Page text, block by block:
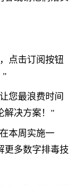
点击订阅按钮
您最浪费时间
解决方案！”
本周实施一
更多数字排毒技